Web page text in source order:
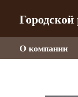
О компании